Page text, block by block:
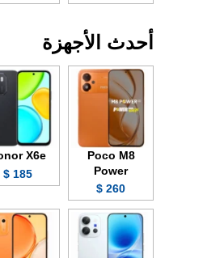
أحدث الأجهزة
Poco M8
Power
260 $
X6e
185 $